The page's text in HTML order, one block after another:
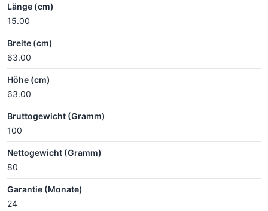
Länge (cm)
15.00
Breite (cm)
63.00
Höhe (cm)
63.00
Bruttogewicht (Gramm)
100
Nettogewicht (Gramm)
80
Garantie (Monate)
24